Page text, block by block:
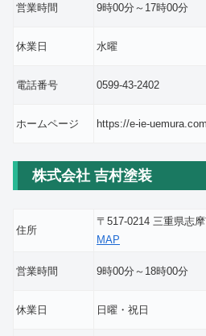
営業時間 9時00分～17時00分
休業日 水曜
電話番号 0599-43-2402
ホームページ https://e-ie-
株式会社 吉村塗装
住所
〒517-0214 三重県志
MAP
営業時間 9時00分～18時00分
休業日 日曜・祝日